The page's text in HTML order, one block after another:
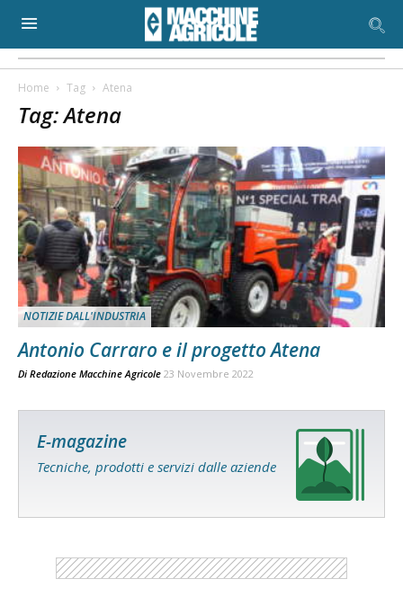
Home Tag Atena
Tag: Atena
NOTIZIE DALL'INDUSTRIA
Antonio Carraro e il progetto Atena
Di Redazione Macchine Agricole 23 Novembre 2022
E-magazine
Tecniche, prodotti e servizi dalle aziende